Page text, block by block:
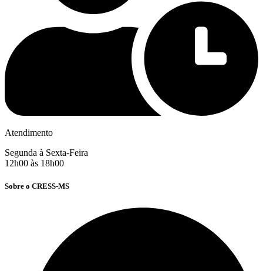
Atendimento
Segunda à Sexta-Feira
12h00 às 18h00
Sobre o CRESS-MS